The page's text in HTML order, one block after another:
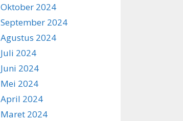
Oktober 2024
September 2024
Agustus 2024
Juli 2024
Juni 2024
Mei 2024
April 2024
Maret 2024